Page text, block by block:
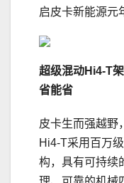
启皮卡新能源元
超级混动Hi4-T
省能省
皮卡生而强越野
Hi4-T采用百万
构，具有可持续